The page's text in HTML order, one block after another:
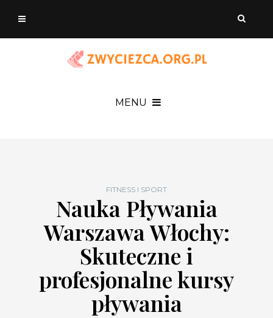
MENU
FITNESS I SPORT
Nauka Pływania
Warszawa Włochy:
Skuteczne i
profesjonalne kursy
pływania